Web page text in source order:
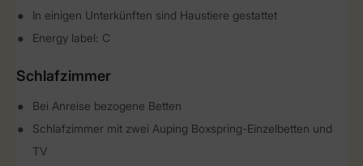
In einigen Unterkünften sind Haustiere gestattet
Energy label: C
Schlafzimmer
Bei Anreise bezogene Betten
Schlafzimmer mit zwei Auping Boxspring-Einzelbetten und
TV